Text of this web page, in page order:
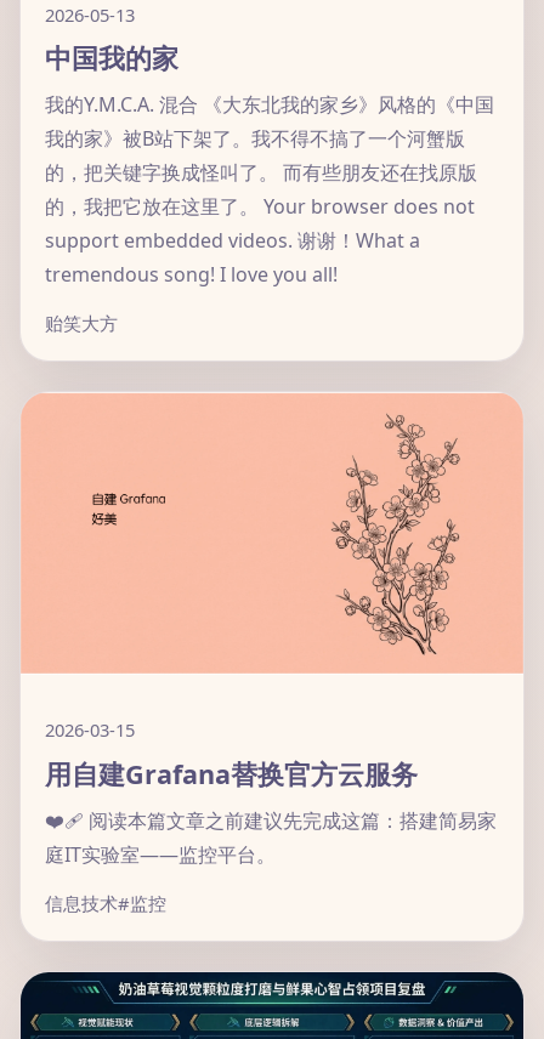
2026-05-13
中国我的家
我的Y.M.C.A. 混合 《大东北我的家乡》风格的《中国
我的家》被B站下架了。我不得不搞了一个河蟹版
的，把关键字换成怪叫了。 而有些朋友还在找原版
的，我把它放在这里了。 Your browser does not
support embedded videos. 谢谢！What a
tremendous song! I love you all!
贻笑大方
2026-03-15
用自建Grafana替换官方云服务
❤️‍🩹 阅读本篇文章之前建议先完成这篇：搭建简易家
庭IT实验室——监控平台。
信息技术#监控